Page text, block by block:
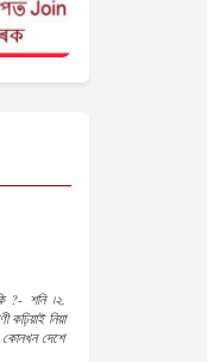
?- শনি ৷২.
নিয়া
দেশে